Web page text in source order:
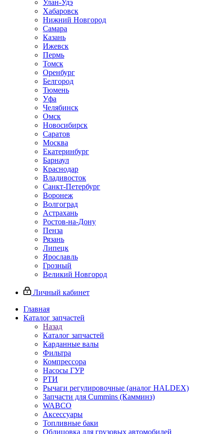
Улан-Удэ
Хабаровск
Нижний Новгород
Самара
Казань
Ижевск
Пермь
Томск
Оренбург
Белгород
Тюмень
Уфа
Челябинск
Омск
Новосибирск
Саратов
Москва
Екатеринбург
Барнаул
Краснодар
Владивосток
Санкт-Петербург
Воронеж
Волгоград
Астрахань
Ростов-на-Дону
Пенза
Рязань
Липецк
Ярославль
Грозный
Великий Новгород
Личный кабинет
Главная
Каталог запчастей
Назад
Каталог запчастей
Карданные валы
Фильтра
Компрессора
Насосы ГУР
РТИ
Рычаги регулировочные (аналог HALDEX)
Запчасти для Cummins (Камминз)
WABCO
Аксессуары
Топливные баки
Облицовка для грузовых автомобилей